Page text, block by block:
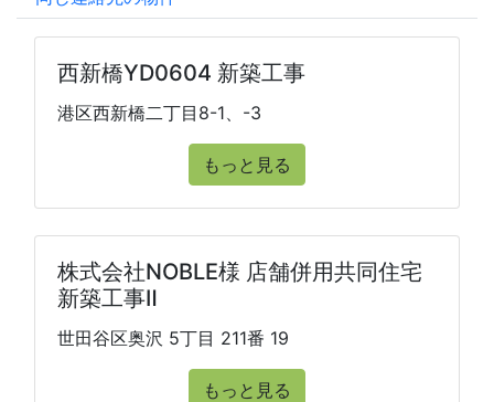
西新橋YD0604 新築工事
港区西新橋二丁目8-1、-3
もっと見る
株式会社NOBLE様 店舗併用共同住宅
新築工事Ⅱ
世田谷区奥沢 5丁目 211番 19
もっと見る